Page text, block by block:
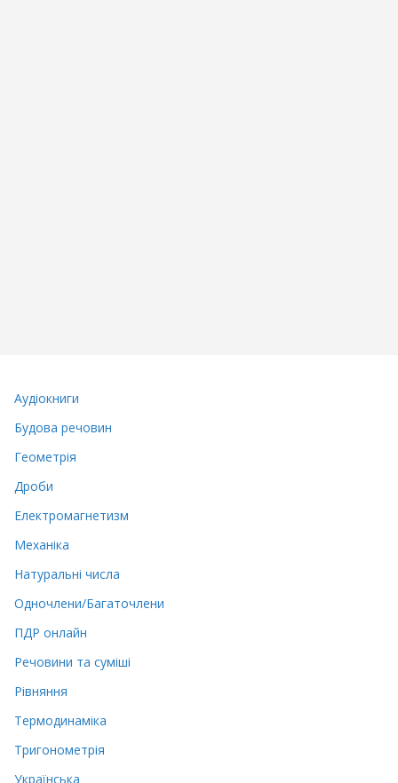
Аудіокниги
Будова речовин
Геометрія
Дроби
Електромагнетизм
Механіка
Натуральні числа
Одночлени/Багаточлени
ПДР онлайн
Речовини та суміші
Рівняння
Термодинаміка
Тригонометрія
Українська